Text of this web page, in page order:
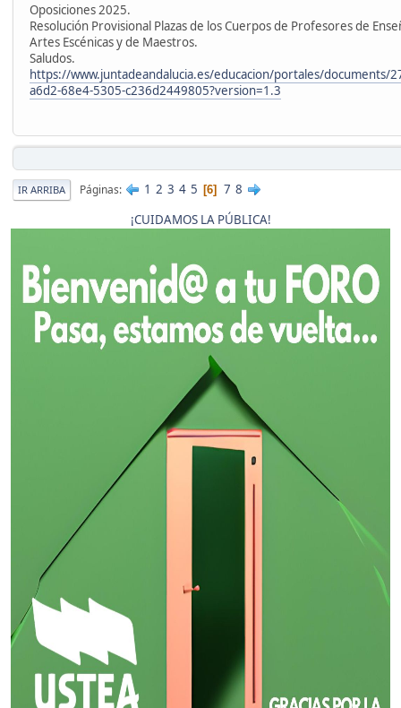
Oposiciones 2025.
Resolución Provisional Plazas de los Cuerpos de Profesores de
Artes Escénicas y de Maestros.
Saludos.
https://www.juntadeandalucia.es/educacion/portales/documents/
a6d2-68e4-5305-c236d2449805?version=1.3
IR ARRIBA Páginas 1 2 3 4 5 6 7 8
¡CUIDAMOS LA PÚBLICA!